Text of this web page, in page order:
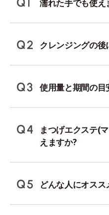
濡れた手でも使え
クレンジングの後
使用量と期間の目
まつげエクステ(
えますか?
どんな人にオスス